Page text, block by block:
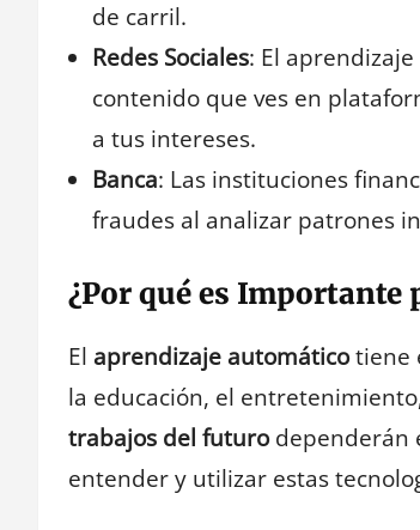
de carril.
Redes Sociales: El
contenido que ves en
a tus intereses.
Banca: Las instituciones
fraudes al analizar patrones
¿Por qué es Importante
El aprendizaje automáticotiene
la educación, el
trabajos del futurodependerán
entender y utilizar estas